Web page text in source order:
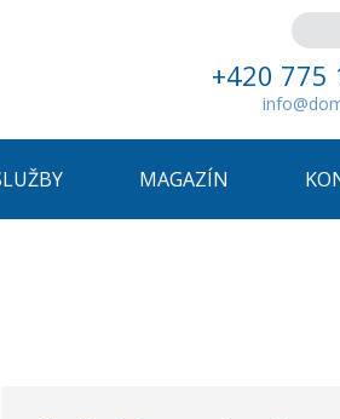
+420 775
MAGAZÍN